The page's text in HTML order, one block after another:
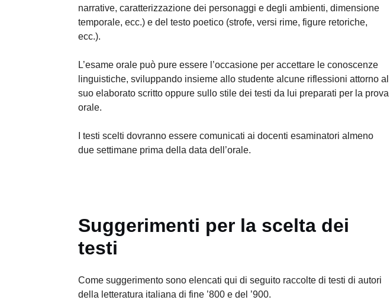
narrative, caratterizzazione dei personaggi e degli ambienti, dimensione
temporale, ecc.) e del testo poetico (strofe, versi rime, figure retoriche,
ecc.).
L’esame orale può pure essere l’occasione per accettare le conoscenze
linguistiche, sviluppando insieme allo studente alcune riflessioni attorno al
suo elaborato scritto oppure sullo stile dei testi da lui preparati per la prova
orale.
I testi scelti dovranno essere comunicati ai docenti esaminatori almeno
due settimane prima della data dell’orale.
Suggerimenti per la scelta dei
testi
Come suggerimento sono elencati qui di seguito raccolte di testi di autori
della letteratura italiana di fine ’800 e del ’900.